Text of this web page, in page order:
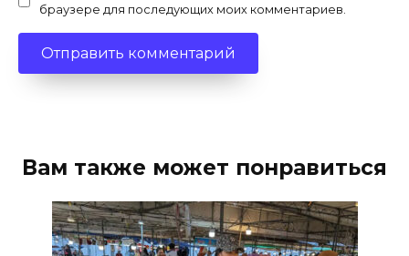
браузере для последующих моих комментариев.
Вам также может понравиться